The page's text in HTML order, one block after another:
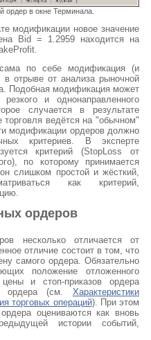
в окне Терминала.
модификации новое значение
Bid = 1.2959 находится на
по себе модификация (и
отрыве от анализа рыночной
Подобная модификация может
и однонаправленного
случается в результате
ведётся на "обычном"
модификации ордеров должно
критериев. В эксперте
критерий (StopLoss от
по которому принимается
слишком простой и жёсткий,
как критерий,
ордеров
несколько отличается от
отличие состоит в том, что
самого ордера. Обязательно
положение отложенного
и стоп-приказов ордера
ордера (см. Характеристики
торговых операций). При этом
оцениваются как вновь
истории событий,